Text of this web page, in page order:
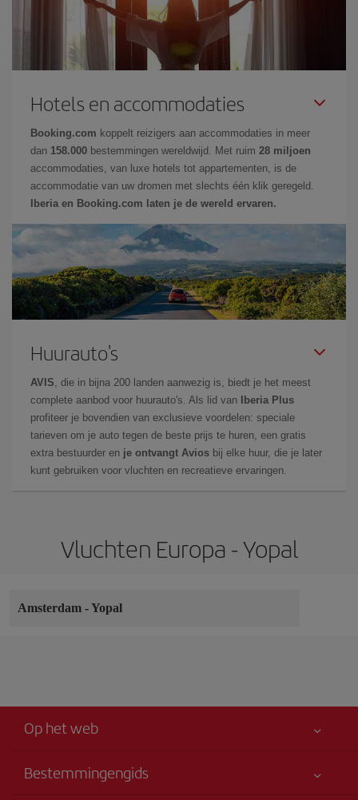
Hotels en accommodaties
Booking.com koppelt reizigers aan accommodaties in meer
dan 158.000 bestemmingen wereldwijd. Met ruim 28 miljoen
accommodaties, van luxe hotels tot appartementen, is de
accommodatie van uw dromen met slechts één klik geregeld.
Iberia en Booking.com laten je de wereld ervaren.
Huurauto's
AVIS , die in bijna 200 landen aanwezig is, biedt je het meest
complete aanbod voor huurauto's. Als lid van
Iberia Plus
profiteer je bovendien van exclusieve voordelen: speciale
tarieven om je auto tegen de beste prijs te huren, een gratis
extra bestuurder en je ontvangt Avios bij elke huur, die je later
kunt gebruiken voor vluchten en recreatieve ervaringen.
Vluchten Europa - Yopal
Amsterdam -Yopal
Op het web
Bestemmingengids